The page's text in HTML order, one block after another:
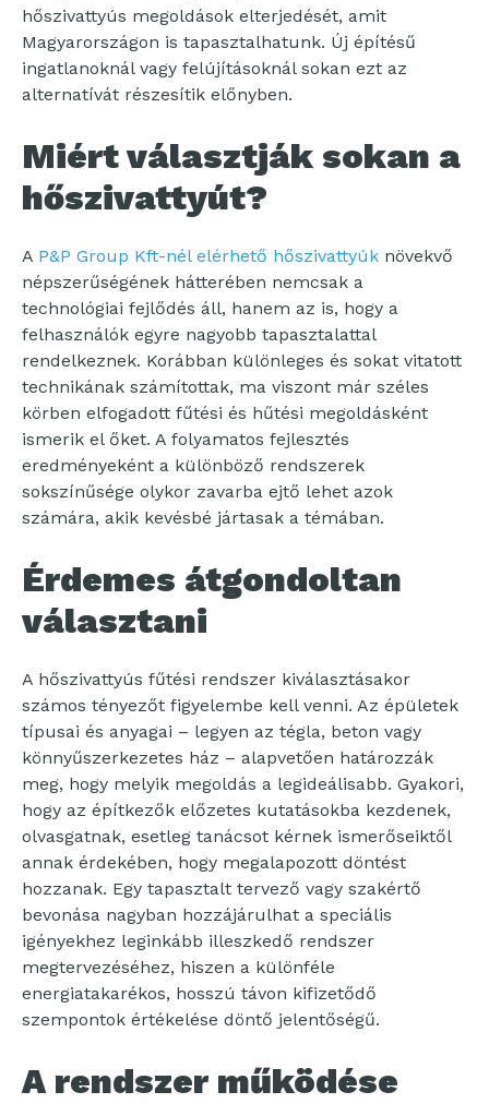
hőszivattyús megoldások elterjedését, amit
Magyarországon is tapasztalhatunk. Új építésű
ingatlanoknál vagy felújításoknál sokan ezt az
alternatívát részesítik előnyben.
Miért választják sokan a
hőszivattyút?
A P&P Group Kft-nél elérhető hőszivattyúk növekvő
népszerűségének hátterében nemcsak a
technológiai fejlődés áll, hanem az is, hogy a
felhasználók egyre nagyobb tapasztalattal
rendelkeznek. Korábban különleges és sokat vitatott
technikának számítottak, ma viszont már széles
körben elfogadott fűtési és hűtési megoldásként
ismerik el őket. A folyamatos fejlesztés
eredményeként a különböző rendszerek
sokszínűsége olykor zavarba ejtő lehet azok
számára, akik kevésbé jártasak a témában.
Érdemes átgondoltan
választani
A hőszivattyús fűtési rendszer kiválasztásakor
számos tényezőt figyelembe kell venni. Az épületek
típusai és anyagai – legyen az tégla, beton vagy
könnyűszerkezetes ház – alapvetően határozzák
meg, hogy melyik megoldás a legideálisabb. Gyakori,
hogy az építkezők előzetes kutatásokba kezdenek,
olvasgatnak, esetleg tanácsot kérnek ismerőseiktől
annak érdekében, hogy megalapozott döntést
hozzanak. Egy tapasztalt tervező vagy szakértő
bevonása nagyban hozzájárulhat a speciális
igényekhez leginkább illeszkedő rendszer
megtervezéséhez, hiszen a különféle
energiatakarékos, hosszú távon kifizetődő
szempontok értékelése döntő jelentőségű.
A rendszer működése